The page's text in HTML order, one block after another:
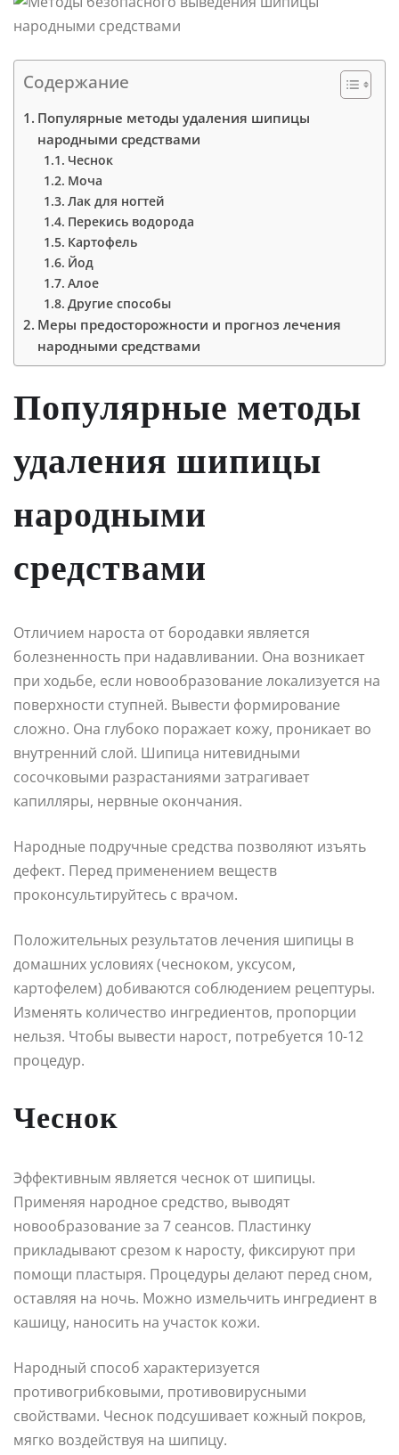
Содержание
Популярные методы удаления шипицы
народными средствами
Чеснок
Моча
Лак для ногтей
Перекись водорода
Картофель
Йод
Алое
Другие способы
Меры предосторожности и прогноз лечения
народными средствами
Популярные методы
удаления шипицы
народными
средствами
Отличием нароста от бородавки является
болезненность при надавливании. Она возникает
при ходьбе, если новообразование локализуется на
поверхности ступней. Вывести формирование
сложно. Она глубоко поражает кожу, проникает во
внутренний слой. Шипица нитевидными
сосочковыми разрастаниями затрагивает
капилляры, нервные окончания.
Народные подручные средства позволяют изъять
дефект. Перед применением веществ
проконсультируйтесь с врачом.
Положительных результатов лечения шипицы в
домашних условиях (чесноком, уксусом,
картофелем) добиваются соблюдением рецептуры.
Изменять количество ингредиентов, пропорции
нельзя. Чтобы вывести нарост, потребуется 10-12
процедур.
Чеснок
Эффективным является чеснок от шипицы.
Применяя народное средство, выводят
новообразование за 7 сеансов. Пластинку
прикладывают срезом к наросту, фиксируют при
помощи пластыря. Процедуры делают перед сном,
оставляя на ночь. Можно измельчить ингредиент в
кашицу, наносить на участок кожи.
Народный способ характеризуется
противогрибковыми, противовирусными
свойствами. Чеснок подсушивает кожный покров,
мягко воздействуя на шипицу.